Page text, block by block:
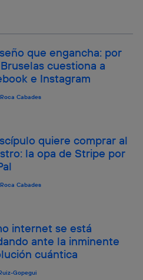
que engancha: por
cuestiona a
e Instagram
Cabades
quiere comprar al
la opa de Stripe por
Cabades
internet se está
ante la inminente
cuántica
Gopegui